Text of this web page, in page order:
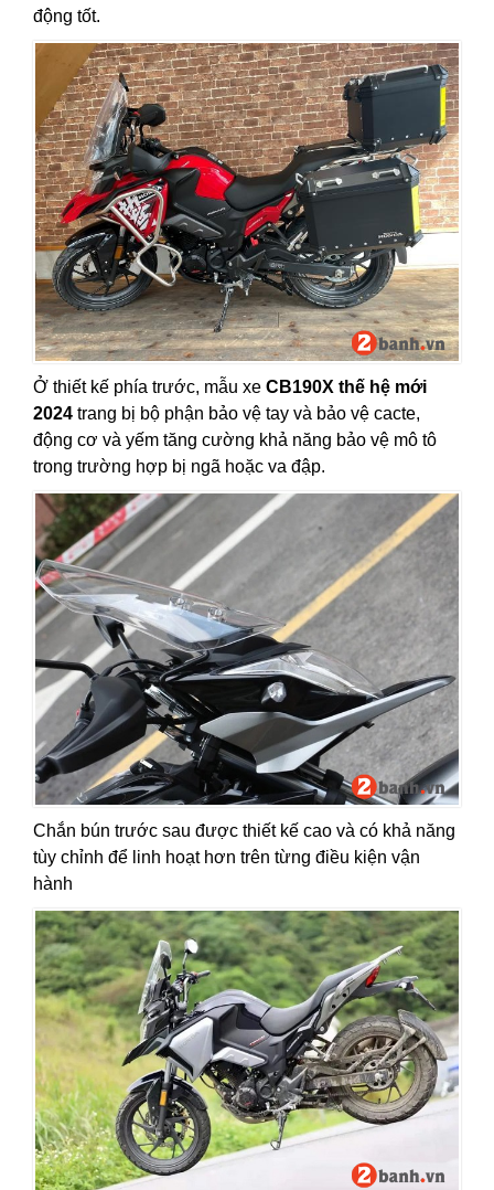
động tốt.
Ở thiết kế phía trước, mẫu xe CB190X thế hệ mới
2024 trang bị bộ phận bảo vệ tay và bảo vệ cacte,
động cơ và yếm tăng cường khả năng bảo vệ mô tô
trong trường hợp bị ngã hoặc va đập.
Chắn bún trước sau được thiết kế cao và có khả năng
tùy chỉnh để linh hoạt hơn trên từng điều kiện vận
hành